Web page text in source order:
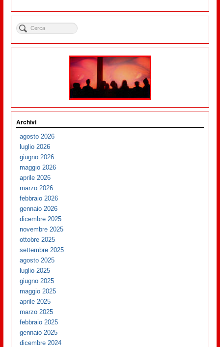
Archivi
agosto 2026
luglio 2026
giugno 2026
maggio 2026
aprile 2026
marzo 2026
febbraio 2026
gennaio 2026
dicembre 2025
novembre 2025
ottobre 2025
settembre 2025
agosto 2025
luglio 2025
giugno 2025
maggio 2025
aprile 2025
marzo 2025
febbraio 2025
gennaio 2025
dicembre 2024